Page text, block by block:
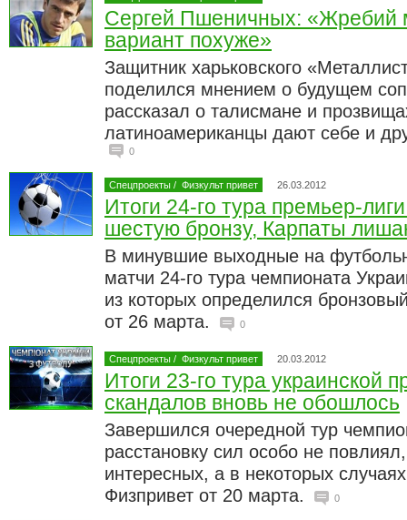
Сергей Пшеничных: «Жребий
вариант похуже»
Защитник харьковского
поделился мнением о будущем
рассказал о талисмане и
латиноамериканцы дают себе и
0
Спецпроекты / Физкульт привет 26.03.2012
Итоги 24-го тура премьер-
шестую бронзу, Карпаты
В минувшие выходные на
матчи 24-го тура чемпионата
из которых определился
от 26 марта.
0
Спецпроекты / Физкульт привет 20.03.2012
Итоги 23-го тура украинской
скандалов вновь не обошлось
Завершился очередной тур
расстановку сил особо не
интересных, а в некоторых
Физпривет от 20 марта.
0